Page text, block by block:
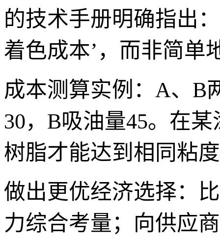
的技术手册明确指出
着色成本’，而非简单
成本测算实例：A、B
30，B吸油量45。在
树脂才能达到相同粘
做出更优经济选择：
力综合考量；向供应